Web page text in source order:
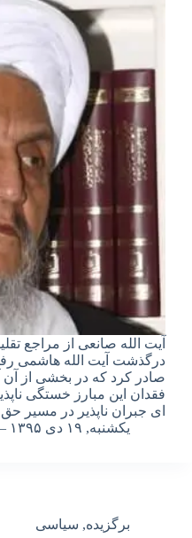
آیت الله صانعی از مراجع
درگذشت آیت الله هاشمی
صادر کرد که در بخشی از
فقدان این مبارز خستگی
ای جبران ناپذیر در مسیر
یکشنبه, ۱۹ دی ۱۳۹۵ – ۲۲:۳۰
برگزیده, سیاسی